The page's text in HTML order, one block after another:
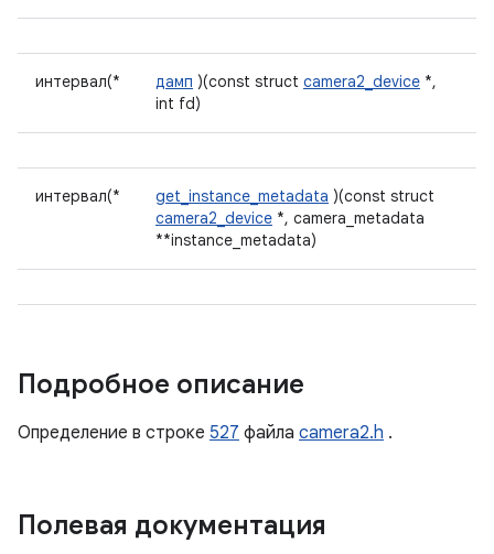
интервал(* дамп )(const struct camera2_device *,
int fd)
интервал(* get_instance_metadata )(const struct
camera2_device *, camera_metadata
**instance_metadata)
Подробное описание
Определение в строке 527 файла camera2.h .
Полевая документация